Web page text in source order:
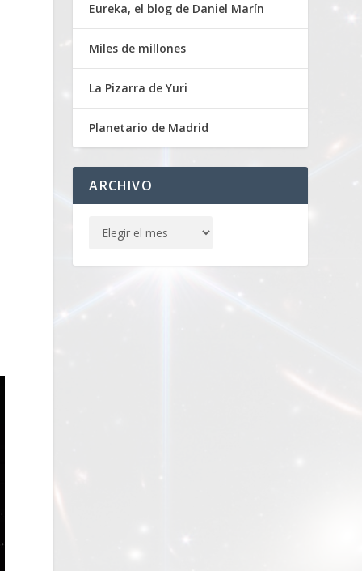
Eureka, el blog de Daniel Marín
Miles de millones
La Pizarra de Yuri
Planetario de Madrid
ARCHIVO